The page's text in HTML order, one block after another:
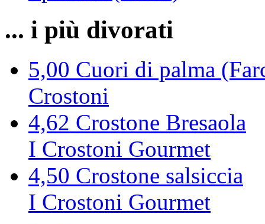
... i più divorati
5,00 Cuori di palma
Crostoni
4,62 Crostone Bresaola
I Crostoni Gourmet
4,50 Crostone salsiccia
I Crostoni Gourmet